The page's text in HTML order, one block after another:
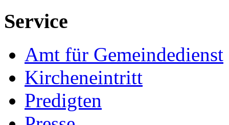
Service
Amt für Gemeindedienst
Kircheneintritt
Predigten